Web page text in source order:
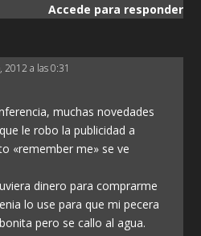
Accede para responder
2012 a las 0:31
muchas novedades
le robo la publicidad a
«remember me» se ve
dinero para comprarme
lo use para que mi pecera
pero se callo al agua.